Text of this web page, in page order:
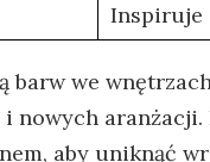
Inspiruje
barw we
‌nowych
aby ⁤uniknąć